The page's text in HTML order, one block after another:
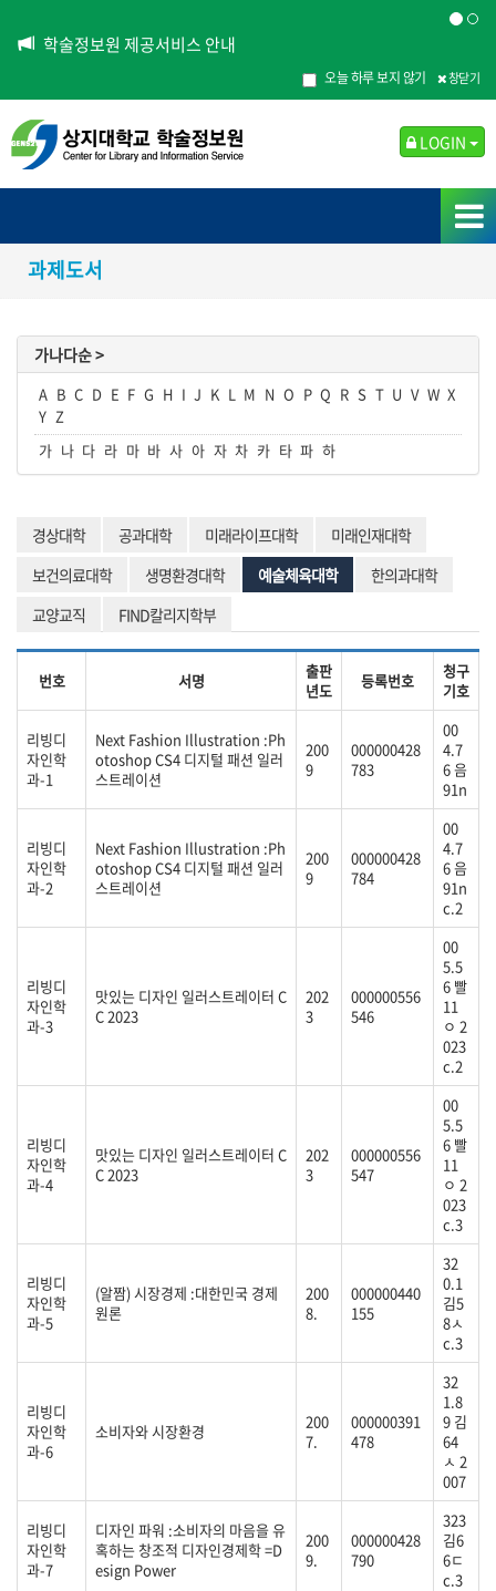
학술정보원 제공서비스 안내
오늘 하루 보지 않기 창닫기
LOGIN
과제도서
가나다순 >
A B C D E F G H I J K L M N O P Q R S T U V W X
Y Z
가 나 다 라 마 바 사 아 자 차 카 타 파 하
경상대학 공과대학 미래라이프대학
미래인재대학
보건의료대학
생명환경대학 예술체육대학
한의과대학
교양교직
FIND칼리지학부
번호 서명
출판
년도
등록번호
청구
기호
리빙디
자인학
과-1
Next Fashion Illustration :Ph
otoshop CS4 디지털 패션 일러
스트레이션
200
9
000000428
783
00
4.7
6 음
91n
리빙디
자인학
과-2
Next Fashion Illustration :Ph
otoshop CS4 디지털 패션 일러
스트레이션
200
9
000000428
784
00
4.7
6 음
91n
c.2
리빙디
자인학
과-3
맛있는 디자인 일러스트레이터 C
C 2023
202
3
000000556
546
00
5.5
6 빨
11
ㅇ 2
023
c.2
리빙디
자인학
과-4
맛있는 디자인 일러스트레이터 C
C 2023
202
3
000000556
547
00
5.5
6 빨
11
ㅇ 2
023
c.3
리빙디
자인학
과-5
(알짬) 시장경제 :대한민국 경제
원론
200
8.
000000440
155
32
0.1
김5
8ㅅ
c.3
리빙디
자인학
과-6
소비자와 시장환경
200
7.
000000391
478
32
1.8
9 김
64
ㅅ 2
007
리빙디
자인학
과-7
디자인 파워 :소비자의 마음을 유
혹하는 창조적 디자인경제학 =D
esign Power
200
9.
000000428
790
323
김6
6ㄷ
c.3